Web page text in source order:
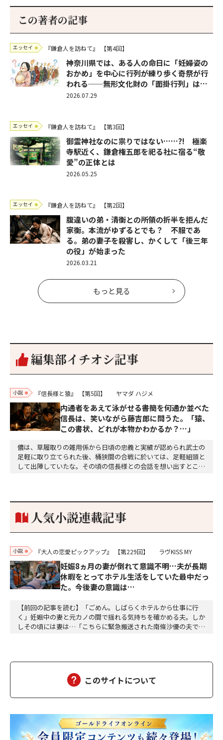
この著者の記事
エッセイ 『鎌倉人を訪ねて』 【第4回】
神奈川県では、ある人の命日に「妊婦姿の
おかめ」を中心に行列が練り歩く奇祭が行
われる──無形文化財の「面掛行列」は…
2026.07.29
エッセイ 『鎌倉人を訪ねて』 【第3回】
御霊神社なのに祟りではない……?! 極楽
寺駅近く、鎌倉権五郎を祀る社に宿る“敬
愛”の正体とは
2026.05.25
エッセイ 『鎌倉人を訪ねて』 【第2回】
腹違いの弟・清衡との所領の折半を拒んだ
家衡。本流がゆずるとでも？ 不服であ
る。弟の妻子を殺害し、かくして「後三年
の役」が始まった
2026.03.21
もっと見る
編集部イチオシ記事
小説 『信長様と猿』 【第5回】 ヤマダ ハジメ
内通者をあえて泳がせる――書簡を何通か並べた
信長は、笑いながら藤吉郎に問うた。「猿、
この書状、どれが本物かわかるか？…」
儂は、草履取りの雑用係から日頃の忠義と実績が認められ武士の
足軽に取り立てられた後、桶狭間の合戦に於いては、足軽組頭と
して出陣していたな。その頃の信長様との会話を想い出すとこん
り。どうして勝てたのか、未だにわかりません。…
人気小説連載記事
小説 『大人の恋愛ピックアップ』 【第229回】 ラヴKISS MY
妊娠8ヵ月の妻が倒れて意識不明…夫が長期
休暇をとってホテル生活をしていた最中だっ
た。今後妻の意識は…
【前回の記事を読む】「ごめん。しばらくホテルから仕事に行
く」妊娠中の妻と元カノの間で揺れる気持ちを確かめる夫。しか
しその頃には妻は…「こちらに緊急搬送された南條沙優の夫です
しばらくして、担当医の先生が俺の元にやってきた。「南…
このサイトについて